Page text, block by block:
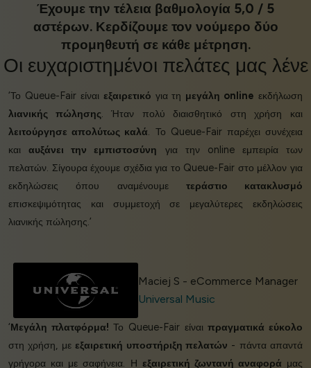
Έχουμε την τέλεια βαθμολογία 5,0 / 5
αστέρων. Κερδίζουμε τον νούμερο δύο
προμηθευτή σε κάθε μέτρηση.
Οι ευχαριστημένοι πελάτες μας λένε
‘Το Queue-Fair είναι εξαιρετικό για τη μεγάλη online εκδήλωση
λιανικής πώλησης. Ήταν πολύ διαισθητικό στη χρήση και
λειτούργησε απολύτως καλά. Το Queue-Fair παρέχει συνέχεια
καιαυξάνει την εμπιστοσύνη για την online εμπειρία των
πελατών. Σίγουρα έχουμε σχέδια για το Queue-Fair στο μέλλον για
εκδηλώσεις όπου αναμένουμε τεράστιο κατακλυσμό
επισκεψιμότητας και συμμετοχή σε μεγαλύτερες εκδηλώσεις
λιανικής πώλησης.’
Maciej S - eCommerce Manager
Universal Music
‘Μεγάλη πλατφόρμα! Το Queue-Fair είναιπραγματικά εύκολο
στη χρήση, μεεξαιρετική υποστήριξη πελατών - πάντα απαντά
γρήγορα και με σαφήνεια. Η εξαιρετική ζωντανή αναφορά μας